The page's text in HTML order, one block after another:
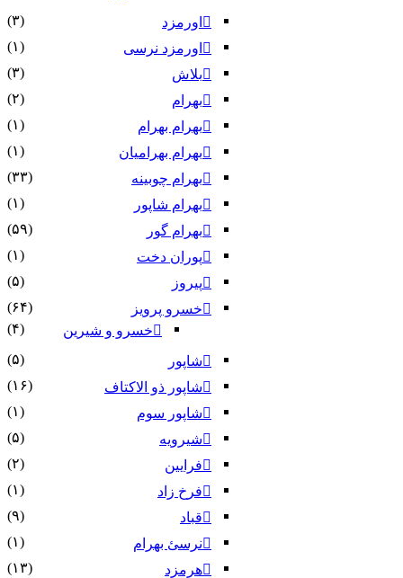
اورمزد
(۳)
اورمزد نرسى‏
(۱)
بلاش
(۳)
بهرام
(۲)
بهرام بهرام
(۱)
بهرام بهرامیان‏
(۱)
بهرام چوبینه
(۳۳)
بهرام شاپور
(۱)
بهرام گور
(۵۹)
پوران دخت
(۱)
پیروز
(۵)
خسرو پرویز
(۶۴)
خسرو و شیرین
(۴)
شاپور
(۵)
شاپور ذو الاکتاف
(۱۶)
شاپور سوم‏
(۱)
شیرویه
(۵)
فرایین
(۲)
فرخ زاد
(۱)
قباد
(۹)
نرسئ بهرام‏
(۱)
هرمزد
(۱۳)